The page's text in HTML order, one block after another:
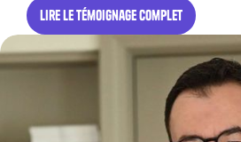
Lire le témoignage complet